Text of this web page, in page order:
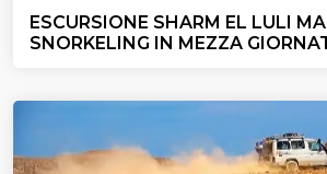
ESCURSIONE SHARM EL LULI
SNORKELING IN MEZZA